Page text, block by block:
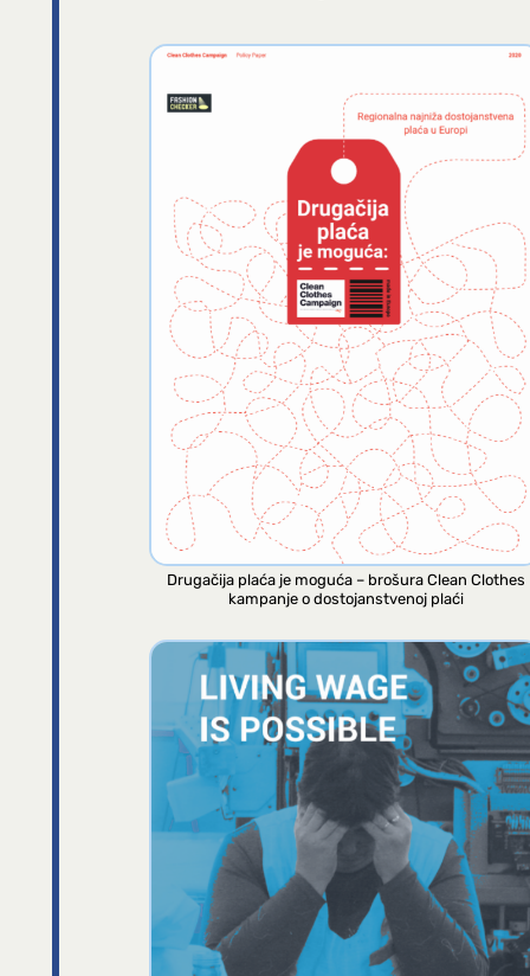
Drugačija plaća je moguća – brošura Clean Clothes
kampanje o dostojanstvenoj plaći